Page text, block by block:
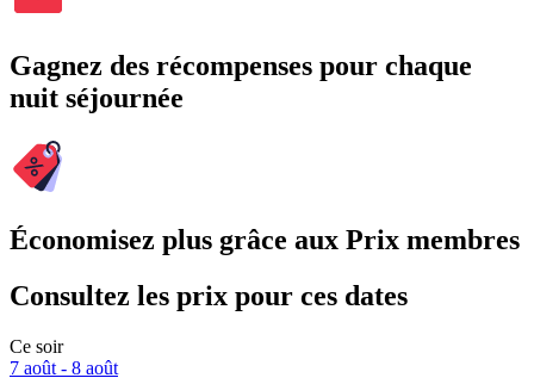
Gagnez des récompenses pour chaque
nuit séjournée
Économisez plus grâce aux Prix membres
Consultez les prix pour ces dates
Ce soir
7 août - 8 août